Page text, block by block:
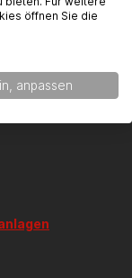
öffnen Sie die
anpassen